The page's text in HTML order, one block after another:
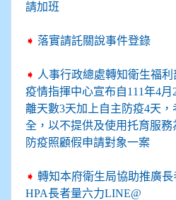
請加班
➧ 落實請託關說事件登錄
➧ 人事行政總處轉知衛生福
疫情指揮中心宣布自111年4
離天數3天加上自主防疫4天，
全，以不提供及使用托育服務
防疫照顧假申請對象一案
➧ 轉知本府衛生局協助推廣長
HPA長者量六力LINE@